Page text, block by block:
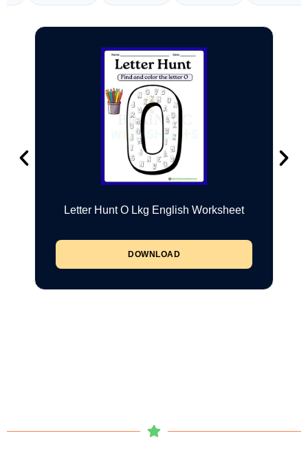
Letter Hunt O Lkg English Worksheet
DOWNLOAD